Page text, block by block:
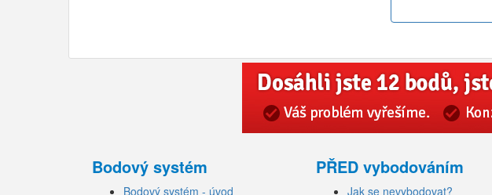
Bodový systém
Bodový systém - úvod
PŘED vybodováním
Jak se nevybodovat?